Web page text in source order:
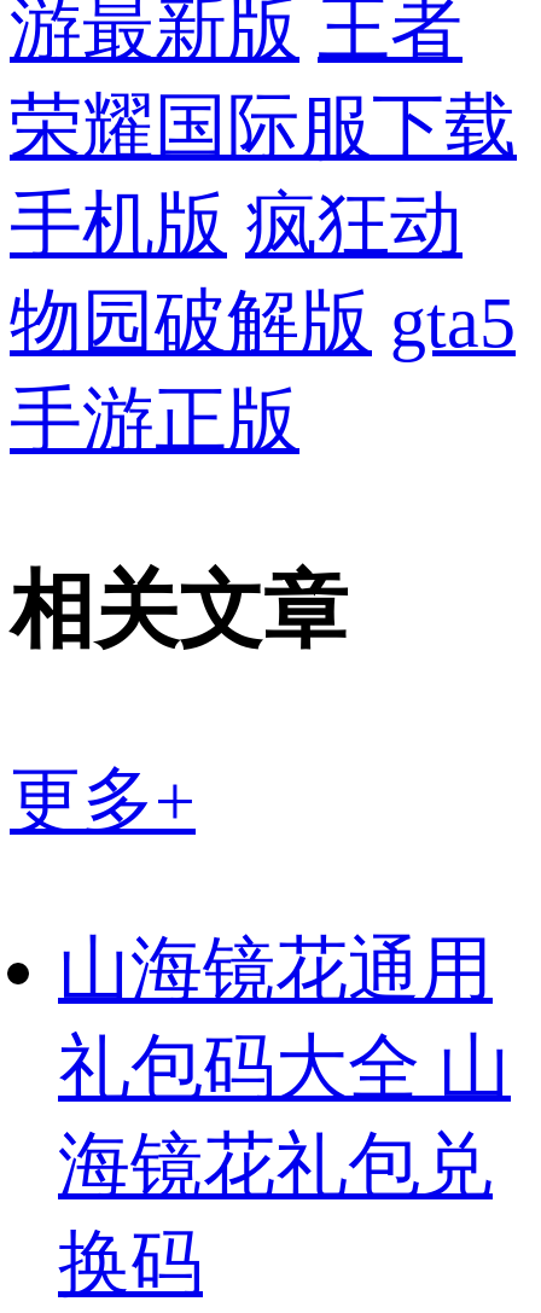
游最新版 王者
荣耀国际服下载
手机版 疯狂动
物园破解版 gta5
手游正版
相关文章
更多+
山海镜花通用
礼包码大全 山
海镜花礼包兑
换码